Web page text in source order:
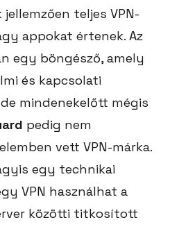
teljes VPN-
appokat értenek. Az
egy böngésző, amely
és kapcsolati
mindenekelőtt mégis
pedig nem
vett VPN-márka.
egy technikai
VPN használhat a
közötti titkosított